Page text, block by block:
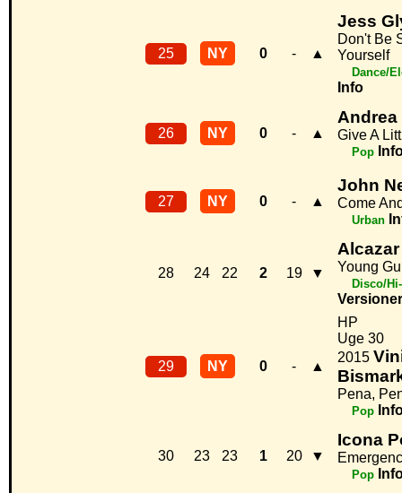
25 NY 0 - ▲
Jess
Don't Be
Yourself
Dance/
Info
26 NY 0 - ▲ Give A
Pop
27 NY 0 - ▲
John
Come
Urban
28 24 22 2 19 ▼
Alcazar
Young
Disco/
Versioner
29 NY 0 - ▲
HP
Uge 30
2015
Pena,
Pop
30 23 23 1 20 ▼
Icona
Pop